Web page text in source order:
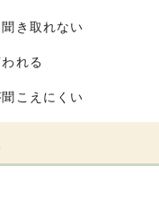
き取れない
れる
こえにくい